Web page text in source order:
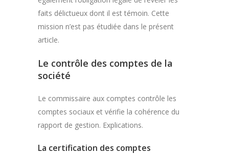
faits délictueux dont il est témoin. Cette
mission n’est pas étudiée dans le présent
article.
Le contrôle des comptes de la
société
Le commissaire aux comptes contrôle les
comptes sociaux et vérifie la cohérence du
rapport de gestion. Explications.
La certification des comptes